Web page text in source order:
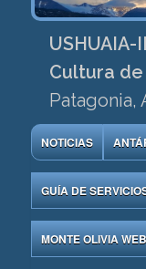
Cultura de
Patagonia,
NOTICIAS
GUÍA DE
MONTE OLIVIA